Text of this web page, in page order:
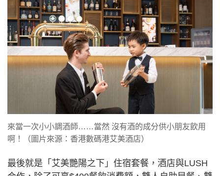
來當一次小小調酒師……當然 沒有酒的成分供小朋友飲用
啊！（圖片來源：香港數碼港艾美酒店）
最後就是「艾美艷陽之下」住宿套餐，酒店與LUSH